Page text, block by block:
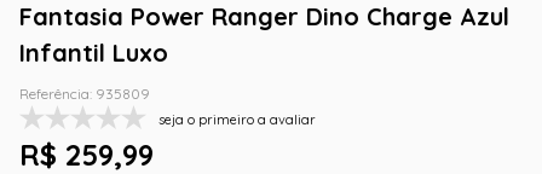
Fantasia Power Ranger Dino Charge Azul
Infantil Luxo
Referência: 935809
seja o primeiro a avaliar
R$ 259,99